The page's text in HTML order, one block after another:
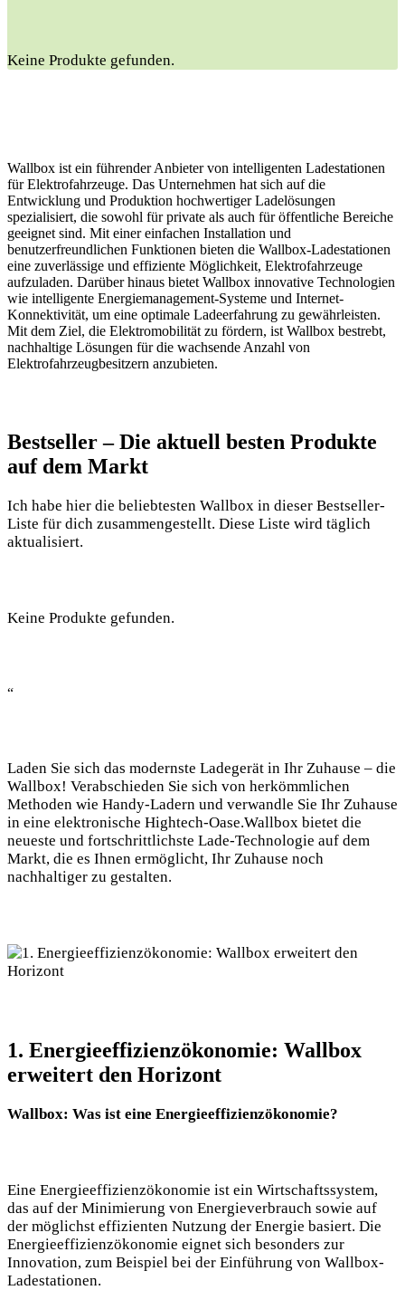
Keine Produkte gefunden.
Wallbox ist ein führender Anbieter von intelligenten Ladestationen
für Elektrofahrzeuge. Das Unternehmen hat sich auf die
Entwicklung und Produktion hochwertiger Ladelösungen
spezialisiert, die sowohl für private als auch für öffentliche Bereiche
geeignet sind. Mit einer einfachen Installation und
benutzerfreundlichen Funktionen bieten die Wallbox-Ladestationen
eine zuverlässige und effiziente Möglichkeit, Elektrofahrzeuge
aufzuladen. Darüber hinaus bietet Wallbox innovative Technologien
wie intelligente Energiemanagement-Systeme und Internet-
Konnektivität, um eine optimale Ladeerfahrung zu gewährleisten.
Mit dem Ziel, die Elektromobilität zu fördern, ist Wallbox bestrebt,
nachhaltige Lösungen für die wachsende Anzahl von
Elektrofahrzeugbesitzern anzubieten.
Bestseller – Die aktuell besten Produkte
auf dem Markt
Ich habe hier die beliebtesten Wallbox in dieser Bestseller-
Liste für dich zusammengestellt. Diese Liste wird täglich
aktualisiert.
Keine Produkte gefunden.
“
Laden Sie sich das modernste Ladegerät in Ihr Zuhause – die
Wallbox! Verabschieden Sie sich von herkömmlichen
Methoden wie Handy-Ladern und verwandle Sie Ihr Zuhause
in eine elektronische Hightech-Oase.Wallbox bietet die
neueste und fortschrittlichste Lade-Technologie auf dem
Markt, die es Ihnen ermöglicht, Ihr Zuhause noch
nachhaltiger zu gestalten.
1. Energieeffizienzökonomie: Wallbox
erweitert den Horizont
Wallbox: Was ist eine Energieeffizienzökonomie?
Eine Energieeffizienzökonomie ist ein Wirtschaftssystem,
das auf der Minimierung von Energieverbrauch sowie auf
der möglichst effizienten Nutzung der Energie basiert. Die
Energieeffizienzökonomie eignet sich besonders zur
Innovation, zum Beispiel bei der Einführung von Wallbox-
Ladestationen.